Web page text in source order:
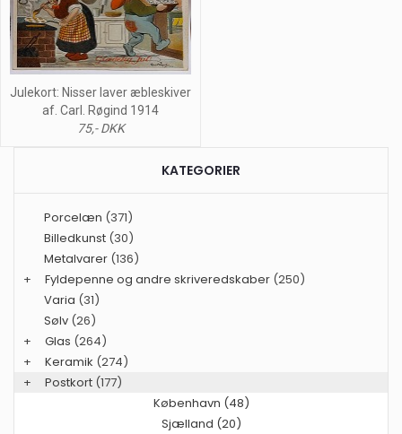
Julekort: Nisser laver æbleskiver
af. Carl. Røgind 1914
75,- DKK
KATEGORIER
Porcelæn (371)
Billedkunst (30)
Metalvarer (136)
+
Fyldepenne og andre skriveredskaber (250)
Varia (31)
Sølv (26)
+
Glas (264)
+
Keramik (274)
+
Postkort (177)
København (48)
Sjælland (20)